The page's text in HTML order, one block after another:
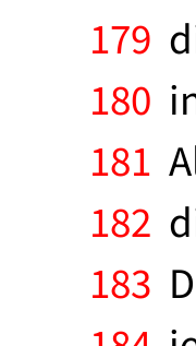
179
180
181
182
183